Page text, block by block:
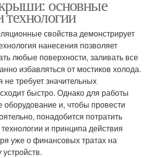
основные
свойства демонстрирует
нанесения позволяет
любые поверхности, заливать все
избавляться от мостиков холода.
требует значительных
быстро. Однако для работы
оборудование и, чтобы провести
понадобится потратить
и принципа действия
уже о финансовых тратах на